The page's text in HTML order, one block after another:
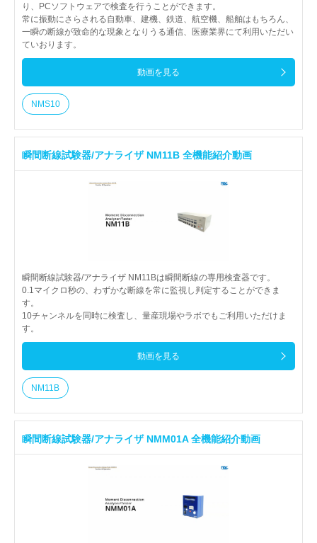
り、PCソフトウェアで検査を行うことができます。
常に振動にさらされる自動車、建機、鉄道、航空機、船舶はもちろん、
一瞬の断線が致命的な現象となりうる通信、医療業界にて利用いただい
ていおります。
動画を見る
NMS10
瞬間断線試験器/アナライザ NM11B 全機能紹介動画
瞬間断線試験器/アナライザ NM11Bは瞬間断線の専用検査器です。
0.1マイクロ秒の、わずかな断線を常に監視し判定することができま
す。
10チャンネルを同時に検査し、量産現場やラボでもご利用いただけま
す。
動画を見る
NM11B
瞬間断線試験器/アナライザ NMM01A 全機能紹介動画